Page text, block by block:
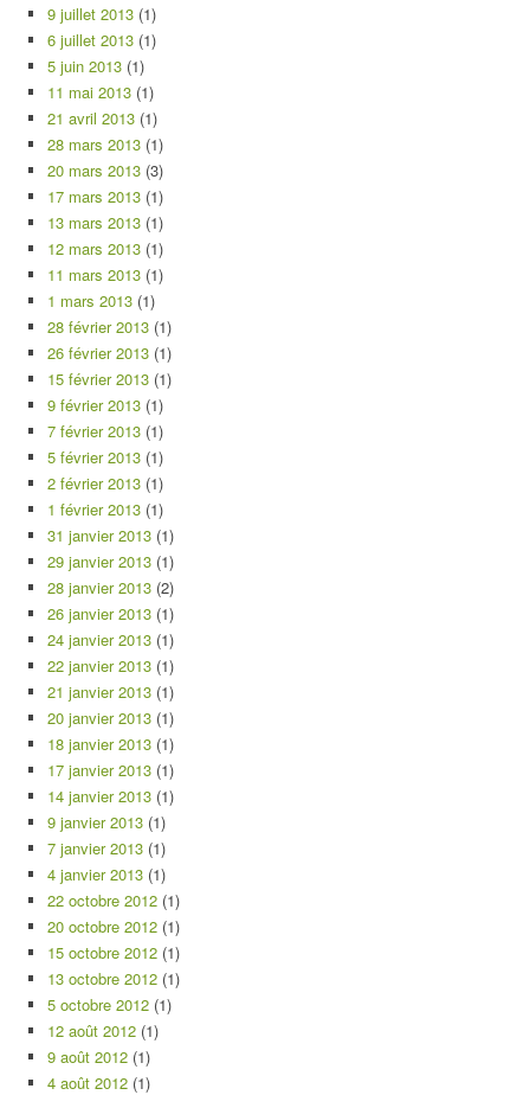
9 juillet 2013 (1)
6 juillet 2013 (1)
5 juin 2013 (1)
11 mai 2013 (1)
21 avril 2013 (1)
28 mars 2013 (1)
20 mars 2013 (3)
17 mars 2013 (1)
13 mars 2013 (1)
12 mars 2013 (1)
11 mars 2013 (1)
1 mars 2013 (1)
28 février 2013 (1)
26 février 2013 (1)
15 février 2013 (1)
9 février 2013 (1)
7 février 2013 (1)
5 février 2013 (1)
2 février 2013 (1)
1 février 2013 (1)
31 janvier 2013 (1)
29 janvier 2013 (1)
28 janvier 2013 (2)
26 janvier 2013 (1)
24 janvier 2013 (1)
22 janvier 2013 (1)
21 janvier 2013 (1)
20 janvier 2013 (1)
18 janvier 2013 (1)
17 janvier 2013 (1)
14 janvier 2013 (1)
9 janvier 2013 (1)
7 janvier 2013 (1)
4 janvier 2013 (1)
22 octobre 2012 (1)
20 octobre 2012 (1)
15 octobre 2012 (1)
13 octobre 2012 (1)
5 octobre 2012 (1)
12 août 2012 (1)
9 août 2012 (1)
4 août 2012 (1)